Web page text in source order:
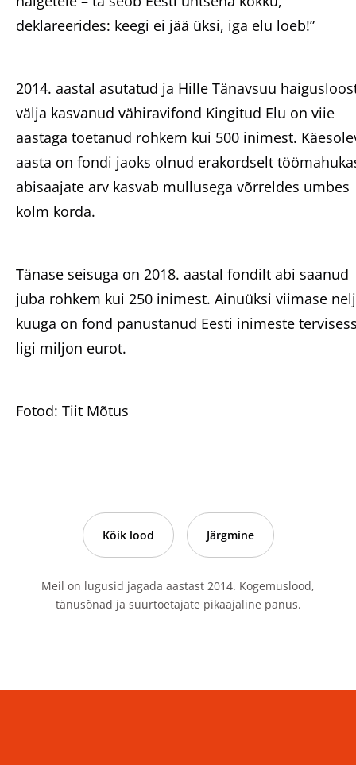
deklareerides: keegi ei jää üksi, iga elu loeb!”
2014. aastal asutatud ja Hille Tänavsuu
välja kasvanud vähiravifond Kingitud Elu on viie
aastaga toetanud rohkem kui 500 inimest.
aasta on fondi jaoks olnud erakordselt
abisaajate arv kasvab mullusega võrreldes umbes
kolm korda.
Tänase seisuga on 2018. aastal fondilt abi saanud
juba rohkem kui 250 inimest. Ainuüksi viimase
kuuga on fond panustanud Eesti inimeste
ligi miljon eurot.
Fotod: Tiit Mõtus
Kõik lood Järgmine
Meil on lugusid jagada aastast 2014. Kogemuslood,
tänusõnad ja suurtoetajate pikaajaline panus.